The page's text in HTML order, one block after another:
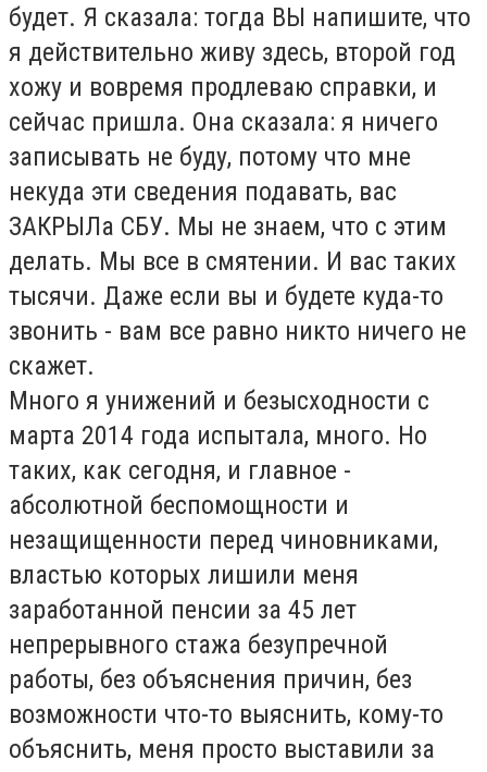
будет. Я сказала: тогда ВЫ напишите, что
я действительно живу здесь, второй год
хожу и вовремя продлеваю справки, и
сейчас пришла. Она сказала: я ничего
записывать не буду, потому что мне
некуда эти сведения подавать, вас
ЗАКРЫЛа СБУ. Мы не знаем, что с этим
делать. Мы все в смятении. И вас таких
тысячи. Даже если вы и будете куда-то
звонить - вам все равно никто ничего не
скажет.
Много я унижений и безысходности с
марта 2014 года испытала, много. Но
таких, как сегодня, и главное -
абсолютной беспомощности и
незащищенности перед чиновниками,
властью которых лишили меня
заработанной пенсии за 45 лет
непрерывного стажа безупречной
работы, без объяснения причин, без
возможности что-то выяснить, кому-то
объяснить, меня просто выставили за